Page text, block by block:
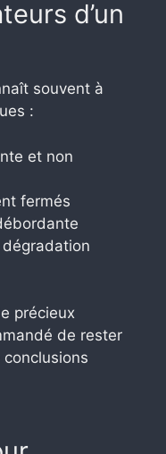
d’un
souvent à
:
et non
fermés
précieux
de rester